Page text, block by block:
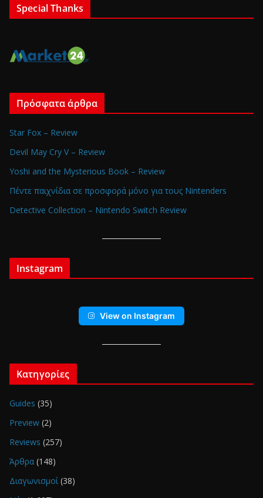
Special Thanks
Πρόσφατα άρθρα
Star Fox – Review
Devil May Cry V – Review
Yoshi and the Mysterious Book – Review
Πέντε παιχνίδια σε προσφορά μόνο για τους Nintenders
Detective Collection – Nintendo Switch Review
Instagram
View on Instagram
Κατηγορίες
Guides (35)
Preview (2)
Reviews (257)
Άρθρα (148)
Διαγωνισμοί(38)